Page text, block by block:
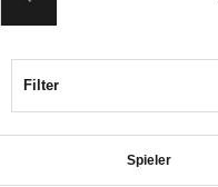
Filter
Spieler